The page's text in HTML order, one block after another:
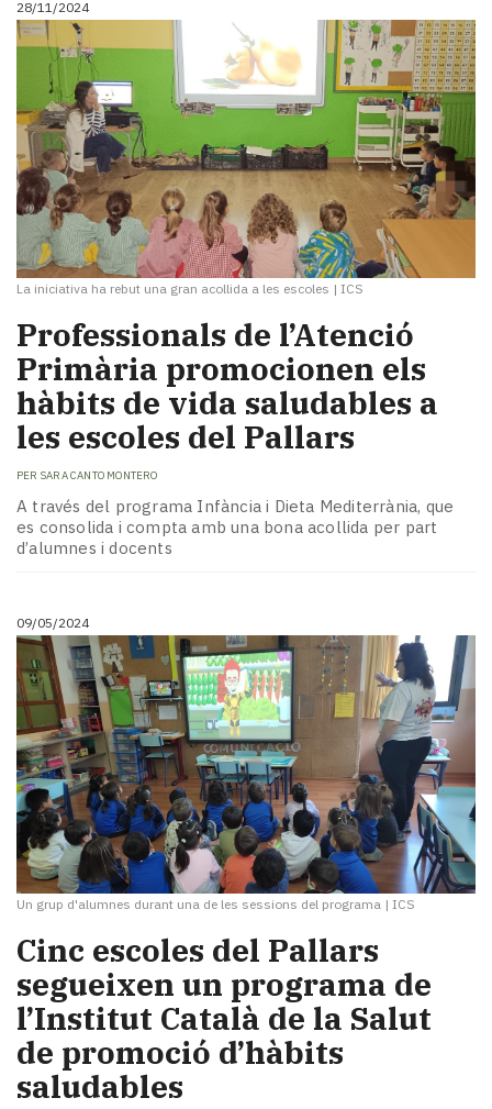
i
turisme
Cultura
Esports
Mai
tant!
TV
i
mitjans
El
temps
Reportatges
Entrevistes
Enquestes
A
escena!
Dis
la
teva!
Subscriptors
La
newsletter
Contingut
patrocinat
Lo
més
llegit...
Editorial
28/11/2024
La iniciativa ha rebut una gran acollida a les escoles | ICS
Professionals de l’Atenció
Primària promocionen els
hàbits de vida saludables a
les escoles del Pallars
PER SARA CANTO MONTERO
A través del programa Infància i Dieta Mediterrània, que
es consolida i compta amb una bona acollida per part
d’alumnes i docents
09/05/2024
Un grup d'alumnes durant una de les sessions del programa | ICS
Cinc escoles del Pallars
segueixen un programa de
l’Institut Català de la Salut
de promoció d’hàbits
saludables